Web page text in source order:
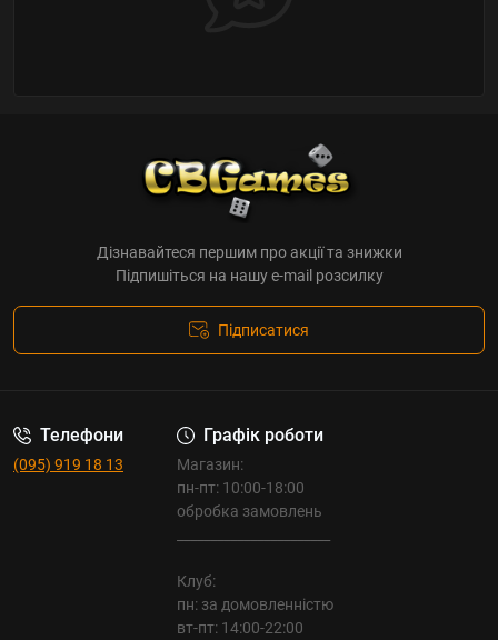
Дізнавайтеся першим про акції та знижки
Підпишіться на нашу e-mail розсилку
Підписатися
Телефони
(095) 919 18 13
Графік роботи
Магазин:
пн-пт: 10:00-18:00
обробка замовлень
Клуб:
пн: за домовленністю
вт-пт: 14:00-22:00